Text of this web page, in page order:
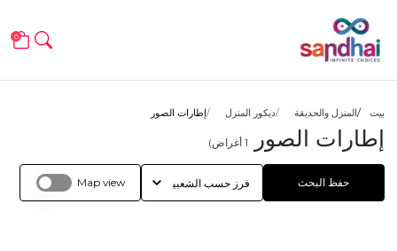
0
بيت المنزل والحديقة ديكور المنزل إطارات الصور
إطارات الصور 1 أغراض)
حفظ البحث Map view